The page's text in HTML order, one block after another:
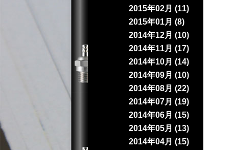
2015年02月 (11)
2015年01月 (8)
2014年12月 (10)
2014年11月 (17)
2014年10月 (14)
2014年09月 (10)
2014年08月 (22)
2014年07月 (19)
2014年06月 (15)
2014年05月 (13)
2014年04月 (15)